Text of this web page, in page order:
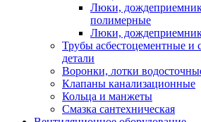
Люки,
полимерные
Люки,
Трубы асбестоцементные и
детали
Воронки, лотки
Клапаны канализационные
Кольца и манжеты
Смазка сантехническая